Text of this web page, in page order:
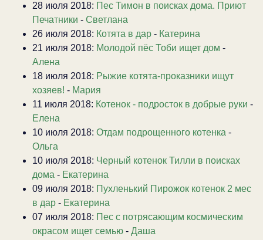
28 июля 2018: Пес Тимон в поисках дома. Приют
Печатники - Светлана
26 июля 2018: Котята в дар - Катерина
21 июля 2018: Молодой пёс Тоби ищет дом -
Алена
18 июля 2018: Рыжие котята-проказники ищут
хозяев! - Мария
11 июля 2018: Котенок - подросток в добрые руки -
Елена
10 июля 2018: Отдам подрощенного котенка -
Ольга
10 июля 2018: Черный котенок Тилли в поисках
дома - Екатерина
09 июля 2018: Пухленький Пирожок котенок 2 мес
в дар - Екатерина
07 июля 2018: Пес с потрясающим космическим
окрасом ищет семью - Даша